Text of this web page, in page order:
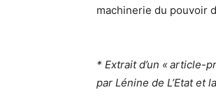
machinerie du pouvoir
* Extrait d’un « article-
par Lénine de L’Etat et